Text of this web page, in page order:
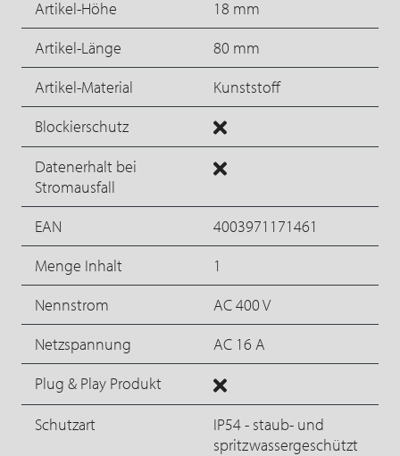
Artikel-Höhe
18 mm
Artikel-Länge
80 mm
Artikel-Material
Kunststoff
Blockierschutz
Datenerhalt bei
Stromausfall
EAN
4003971171461
Menge Inhalt
1
Nennstrom
AC 400 V
Netzspannung
AC 16 A
Plug & Play Produkt
Schutzart
IP54 - staub- und
spritzwassergeschützt